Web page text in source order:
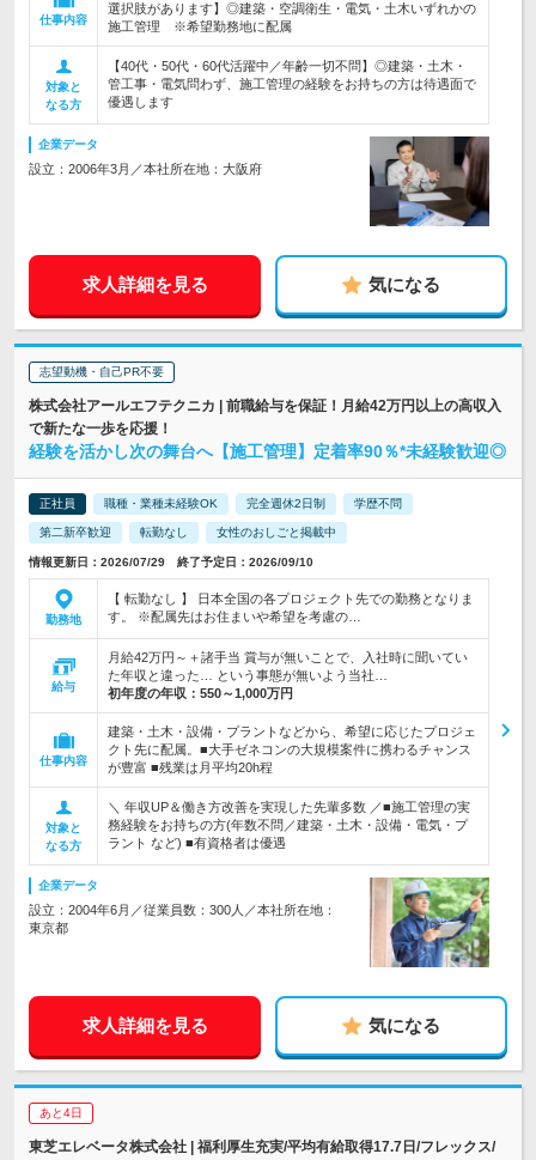
仕事内容
選択肢があります】◎建築・空調衛生・電気・土木いずれかの
施工管理 ※希望勤務地に配属
対象と
なる方
【40代・50代・60代活躍中／年齢一切不問】◎建築・土木・
管工事・電気問わず、施工管理の経験をお持ちの方は待遇面で
優遇します
企業データ
設立：2006年3月／本社所在地：大阪府
求人詳細を見る 気になる
志望動機・自己PR不要
株式会社アールエフテクニカ | 前職給与を保証！月給42万円以上の高収入
で新たな一歩を応援！
経験を活かし次の舞台へ【施工管理】定着率90％*未経験歓迎◎
正社員 職種・業種未経験OK 完全週休2日制 学歴不問
第二新卒歓迎 転勤なし 女性のおしごと掲載中
情報更新日：2026/07/29 終了予定日：2026/09/10
勤務地
【 転勤なし 】 日本全国の各プロジェクト先での勤務となりま
す。 ※配属先はお住まいや希望を考慮の…
給与
月給42万円～＋諸手当 賞与が無いことで、入社時に聞いてい
た年収と違った… という事態が無いよう当社…
初年度の年収： 550～1,000万円
仕事内容
建築・土木・設備・プラントなどから、希望に応じたプロジェ
クト先に配属。■大手ゼネコンの大規模案件に携わるチャンス
が豊富 ■残業は月平均20h程
対象と
なる方
＼ 年収UP＆働き方改善を実現した先輩多数 ／■施工管理の実
務経験をお持ちの方(年数不問／建築・土木・設備・電気・プ
ラント など) ■有資格者は優遇
企業データ
設立：2004年6月／従業員数：300人／本社所在地：
東京都
求人詳細を見る 気になる
あと4日
東芝エレベータ株式会社 | 福利厚生充実/平均有給取得17.7日/フレックス/